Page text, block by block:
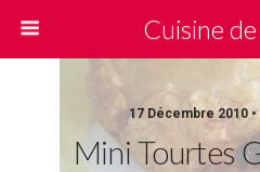
Cuisine
17 Décembre 2010
Mini Tourtes